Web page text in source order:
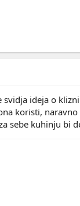
ideja o
koristi,
sebe kuhinju bi